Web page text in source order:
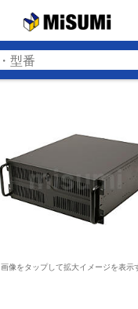
画像をタップして拡大イメージを表示